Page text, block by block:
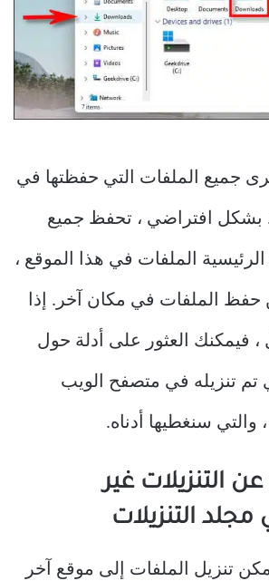
جميع الملفات التي حفظتها في
بشكل افتراضي ، تحفظ جميع
الملفات في هذا الموقع ،
الملفات في مكان آخر. إذا
، فيمكنك العثور على أدلة حول
تم تنزيله في متصفح الويب
سنغطيها أدناه.
التنزيلات غير
التنزيلات
تنزيل الملفات إلى موقع آخر